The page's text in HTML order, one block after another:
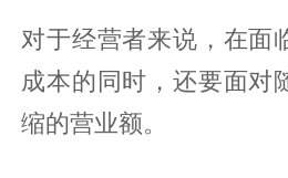
对于经营者来说，在面
成本的同时，还要面对
缩的营业额。